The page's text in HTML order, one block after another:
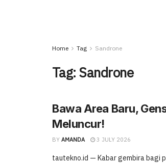
Home Tag Sandrone
Tag: Sandrone
Bawa Area Baru,
Meluncur!
BY AMANDA 3 JULY 2026
tautekno.id — Kabar gembira bagi